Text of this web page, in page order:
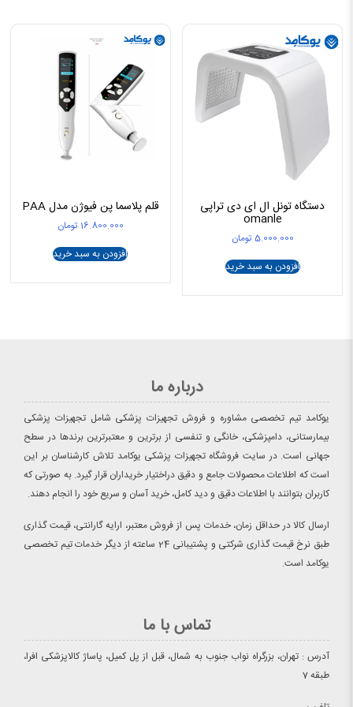
دستگاه تونل ال ای دی تراپی
omanle
5.000.000 تومان
افزودن به سبد خرید
قلم پلاسما پن فیوژن مدل PAA
16.800.000 تومان
افزودن به سبد خرید
درباره ما
یوکامد تیم تخصصی مشاوره و فروش تجهیزات پزشکی شامل تجهیزات پزشکی
بیمارستانی، دامپزشکی، خانگی و تنفسی از برترین و معتبرترین برندها در سطح
جهانی است. در سایت فروشگاه تجهیزات پزشکی یوکامد تلاش کارشناسان بر این
است که اطلاعات محصولات جامع و دقیق دراختیار خریداران قرار گیرد. به صورتی که
کاربران بتوانند با اطلاعات دقیق و دید کامل، خرید آسان و سریع خود را انجام دهند.
ارسال کالا در حداقل زمان، خدمات پس از فروش معتبر، ارایه گارانتی، قیمت گذاری
طبق نرخ قیمت گذاری شرکتی و پشتیبانی 24 ساعته از دیگر خدمات تیم تخصصی
یوکامد است.
تماس با ما
آدرس : تهران، بزرگراه نواب جنوب به شمال، قبل از پل کمیل، پاساژ کالاپزشکی افرا،
طبقه 7